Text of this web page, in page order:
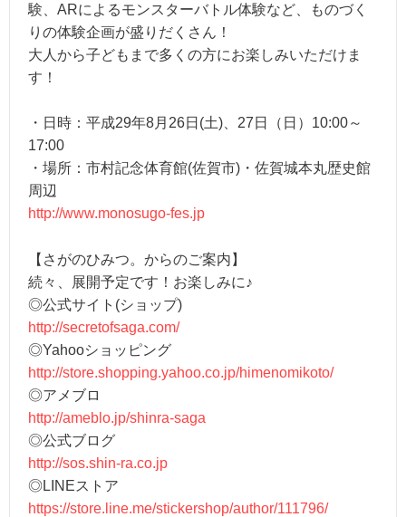
験、ARによるモンスターバトル体験など、ものづく
りの体験企画が盛りだくさん！
大人から子どもまで多くの方にお楽しみいただけま
す！
・日時：平成29年8月26日(土)、27日（日）10:00～
17:00
・場所：市村記念体育館(佐賀市)・佐賀城本丸歴史館
周辺
http://www.monosugo-fes.jp
【さがのひみつ。からのご案内】
続々、展開予定です！お楽しみに♪
◎公式サイト(ショップ)
http://secretofsaga.com/
◎Yahooショッピング
http://store.shopping.yahoo.co.jp/himenomikoto/
◎アメブロ
http://ameblo.jp/shinra-saga
◎公式ブログ
http://sos.shin-ra.co.jp
◎LINEストア
https://store.line.me/stickershop/author/111796/